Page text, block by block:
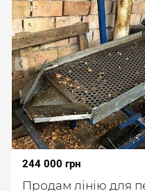
244 000 грн
Продам лінію для